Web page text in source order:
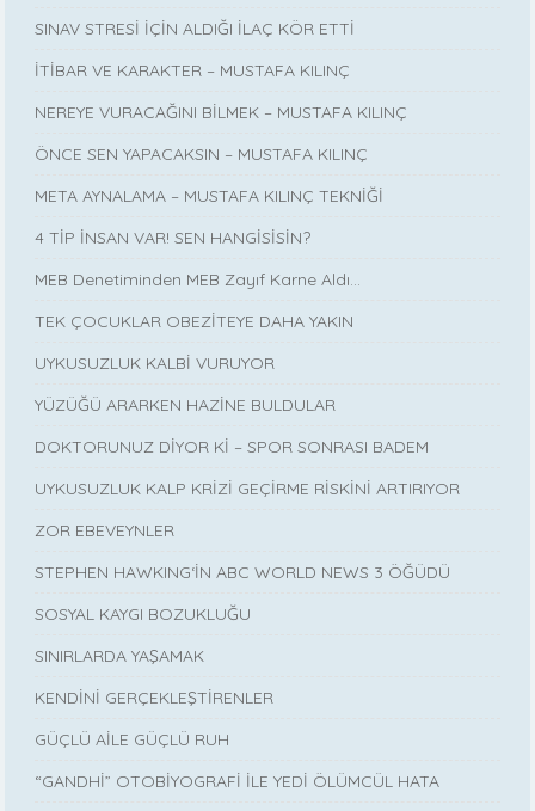
SINAV STRESİ İÇİN ALDIĞI İLAÇ KÖR ETTİ
İTİBAR VE KARAKTER – MUSTAFA KILINÇ
NEREYE VURACAĞINI BİLMEK – MUSTAFA KILINÇ
ÖNCE SEN YAPACAKSIN – MUSTAFA KILINÇ
META AYNALAMA – MUSTAFA KILINÇ TEKNİĞİ
4 TİP İNSAN VAR! SEN HANGİSİSİN?
MEB Denetiminden MEB Zayıf Karne Aldı…
TEK ÇOCUKLAR OBEZİTEYE DAHA YAKIN
UYKUSUZLUK KALBİ VURUYOR
YÜZÜĞÜ ARARKEN HAZİNE BULDULAR
DOKTORUNUZ DİYOR Kİ – SPOR SONRASI BADEM
UYKUSUZLUK KALP KRİZİ GEÇİRME RİSKİNİ ARTIRIYOR
ZOR EBEVEYNLER
STEPHEN HAWKING‘İN ABC WORLD NEWS 3 ÖĞÜDÜ
SOSYAL KAYGI BOZUKLUĞU
SINIRLARDA YAŞAMAK
KENDİNİ GERÇEKLEŞTİRENLER
GÜÇLÜ AİLE GÜÇLÜ RUH
“GANDHİ” OTOBİYOGRAFİ İLE YEDİ ÖLÜMCÜL HATA